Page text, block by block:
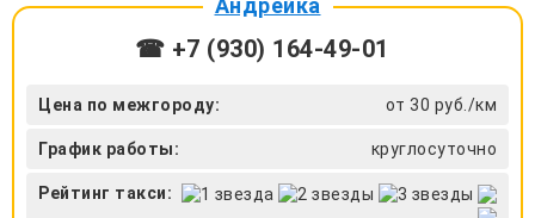
Андрейка
☎ +7 (930) 164-49-01
Цена по межгороду: от 30 руб./км
График работы: круглосуточно
Рейтинг такси: